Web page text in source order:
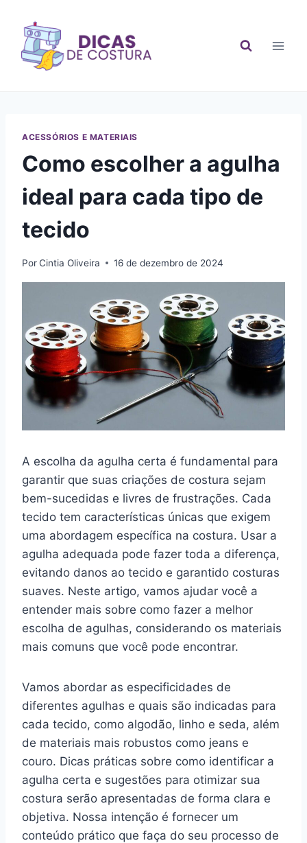
Conteúdo
ACESSÓRIOS E MATERIAIS
Como escolher a agulha
ideal para cada tipo de
tecido
PorCintia Oliveira 16 de dezembro de 2024
A escolha da agulha certa é fundamental para
garantir que suas criações de costura sejam
bem-sucedidas e livres de frustrações. Cada
tecido tem características únicas que exigem
uma abordagem específica na costura. Usar a
agulha adequada pode fazer toda a diferença,
evitando danos ao tecido e garantido costuras
suaves. Neste artigo, vamos ajudar você a
entender mais sobre como fazer a melhor
escolha de agulhas, considerando os materiais
mais comuns que você pode encontrar.
Vamos abordar as especificidades de
diferentes agulhas e quais são indicadas para
cada tecido, como algodão, linho e seda, além
de materiais mais robustos como jeans e
couro. Dicas práticas sobre como identificar a
agulha certa e sugestões para otimizar sua
costura serão apresentadas de forma clara e
objetiva. Nossa intenção é fornecer um
conteúdo prático que faça do seu processo de